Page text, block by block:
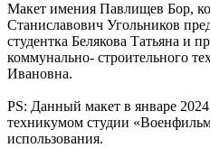
Макет имения Павлищев Бор,
Станиславович Угольников
студентка Белякова Татьяна и
коммунально- строительного
Ивановна.
PS: Данный макет в январе
техникумом студии
использования.